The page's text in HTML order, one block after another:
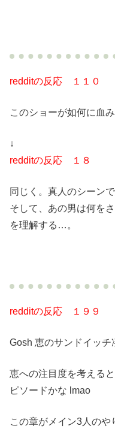
redditの反応 １１０
このショーが如何に血
↓
redditの反応 １８
同じく。真人のシーン
そして、あの男は何を
を理解する…。
redditの反応 １９９
Gosh 恵のサンドイッチ
恵への注目度を考える
ピソードかな lmao
この章がメイン3人の